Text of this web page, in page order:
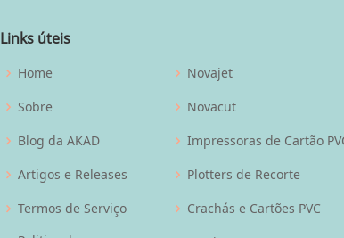
Links úteis
Home
Sobre
Blog da AKAD
Artigos e Releases
Termos de Serviço
Novajet
Novacut
Impressoras de Cartão
Plotters de Recorte
Crachás e Cartões PVC